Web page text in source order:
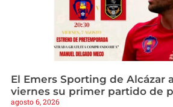
El Emers Sporting de Alcázar
viernes su primer partido de
agosto 6, 2026